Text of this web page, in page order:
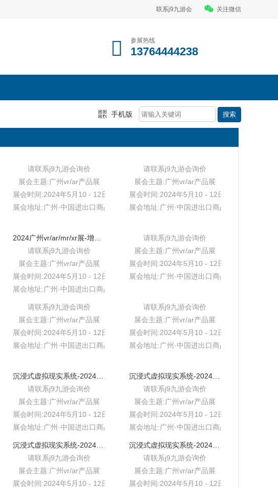
联系j9九游会 关注微信
参展热线
13764444238
手机版
馆
请联系j9九游会询价
展会主题:广州vr/ar产品展
展会时间:2024年5月10 - 12日
展会地址:广州·中国进出口商品交易会展馆
请联系j9九游会询价
展会主题:广州vr/ar产品展
展会时间:2024年5月10 - 12日
展会地址:广州·中国进出口商品交易会展馆
易会展馆
请联系j9九游会询价
展会主题:广州vr/ar产品展
展会时间:2024年5月10 - 12日
展会地址:广州·中国进出口商品交易会展馆
请联系j9九游会询价
展会主题:广州vr/ar产品展
展会时间:2024年5月10 - 12日
展会地址:广州·中国进出口商品交易会展馆
会展馆
请联系j9九游会询价
展会主题:广州vr/ar产品展
展会时间:2024年5月10 - 12日
展会地址:广州·中国进出口商品交易会展馆
请联系j9九游会询价
展会主题:广州vr/ar产品展
展会时间:2024年5月10 - 12日
展会地址:广州·中国进出口商品交易会展馆
易会展馆
请联系j9九游会询价
展会主题:广州vr/ar产品展
展会时间:2024年5月10 - 12日
展会地址:广州·中国进出口商品交易会展馆
沉浸式虚拟现实系统-2024广州vr/ar行业新机遇-vr/ar虚拟产业展
请联系j9九游会询价
展会主题:广州vr/ar产品展
展会时间:2024年5月10 - 12日
展会地址:广州·中国进出口商品交易会展馆
易会展馆
请联系j9九游会询价
展会主题:广州vr/ar产品展
展会时间:2024年5月10 - 12日
沉浸式虚拟现实系统-2024中国vr/ar房产家居|vr/ar应用j9九游会的解决方案展
请联系j9九游会询价
展会主题:广州vr/ar产品展
展会时间:2024年5月10 - 12日